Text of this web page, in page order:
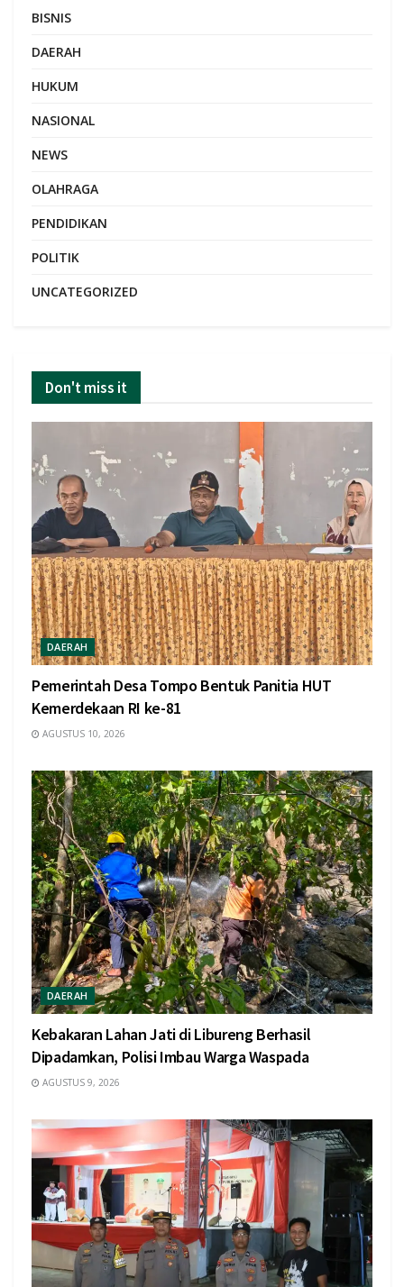
BISNIS
DAERAH
HUKUM
NASIONAL
NEWS
OLAHRAGA
PENDIDIKAN
POLITIK
UNCATEGORIZED
Don't miss it
DAERAH
Pemerintah Desa Tompo Bentuk Panitia HUT
Kemerdekaan RI ke-81
AGUSTUS 10, 2026
DAERAH
Kebakaran Lahan Jati di Libureng Berhasil
Dipadamkan, Polisi Imbau Warga Waspada
AGUSTUS 9, 2026